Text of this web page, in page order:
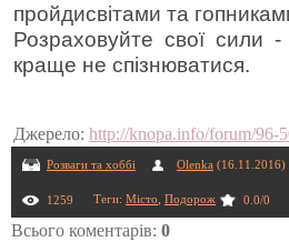
пройдисвітами та
Розраховуйте свої сили
краще не спізнюватися.
Джерело: http://knopa.info/forum/96-
Розваги та хоббі Olenka (16.11.2016)
1259 Теги: Місто Подорож 0.0/0
Всього коментарів: 0